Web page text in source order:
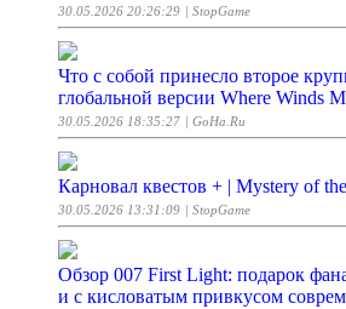
30.05.2026 20:26:29 | StopGame
Что с собой принесло второе
глобальной версии Where Winds
30.05.2026 18:35:27 | GoHa.Ru
Карновал квестов + | Mystery of
30.05.2026 13:31:09 | StopGame
Обзор 007 First Light: подарок
и с кисловатым привкусом